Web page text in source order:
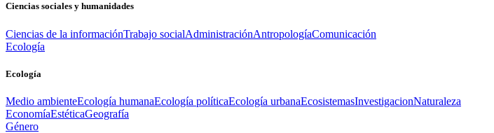
Ciencias sociales y humanidades
Ciencias de la informaciónTrabajo socialAdministraciónAntropologíaComunicación
Ecología
Ecología
Medio ambienteEcología humanaEcología políticaEcología urbanaEcosistemasInvestigacionNaturaleza
EconomíaEstéticaGeografía
Género